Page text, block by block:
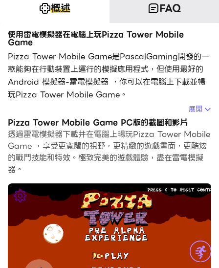
概述 FAQ
使用雷電模擬器在電腦上玩Pizza Tower Mobile
Game
Pizza Tower Mobile Game是PascalGaming開發的一
款能夠在行動裝置上運行的模擬應用程式，但使用最好的
Android 模擬器-雷電模擬器 ，你可以在電腦上下載並暢
玩Pizza Tower Mobile Game。
在電腦上運行Pizza Tower Mobile Game，您可以在大
螢幕上清晰地瀏覽, 而用滑鼠和鍵盤操控應用程式比用觸摸
屏鍵盤要快得多，同時你將永遠不必擔心設備的電量問題。
通過多開和同步功能，你甚至可以在PC上運行多個應用程
式和帳戶。
而文件互傳功能讓分享圖像、影片和文件也變得非常容易。
下載Pizza Tower Mobile Game並在PC上運行。享受
PC端的大螢幕和高畫質畫質吧!
您是否正在尋找令人驚嘆的老派 2D 手機遊戲？比薩塔就
是您的不二之選！
展開
Pizza Tower Mobile Game PC版的截圖和影片
透過雷電模擬器下載并在電腦上暢玩Pizza Tower Mobile
Game ，享受更寬闊的視野，更精緻的遊戲畫面，更酷炫
的戰鬥技能和特效。極致完美的遊戲體驗，盡在雷電模擬
器。